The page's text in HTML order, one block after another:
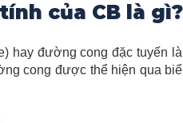
của CB là gì?
hay đường cong đặc tuyến
cong được thể hiện qua